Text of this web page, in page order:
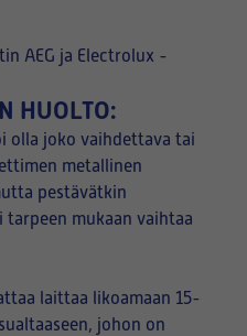
AEG ja Electrolux -
HUOLTO:
olla joko vaihdettava tai
metallinen
pestävätkin
mukaan vaihtaa
laittaa likoamaan 15-
johon on